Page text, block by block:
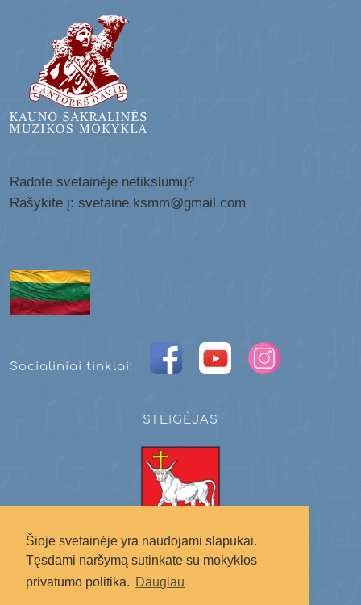
Šioje svetainėje yra naudojami slapukai.
Tęsdami naršymą sutinkate su mokyklos
privatumo politika. Daugiau
Radote svetainėje netikslumų?
Rašykite į: svetaine.ksmm@gmail.com
Socialiniai tinklai:
STEIGĖJAS
Kauno miesto savivaldybė